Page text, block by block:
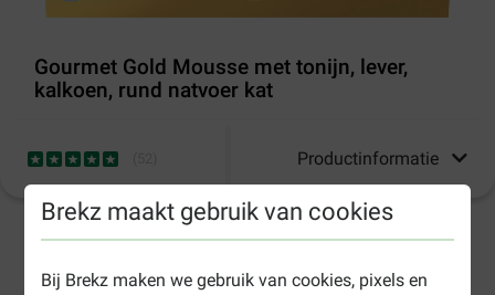
Brekz maakt gebruik van cookies
Bij Brekz maken we gebruik van cookies, pixels en
Gourmet Gold Mousse met tonijn, lever,
kalkoen, rund natvoer kat
Productinformatie
1-3 werkdagen levertijd, tenzij anders aangegeven